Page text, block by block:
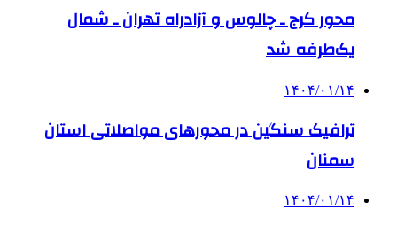
محور کرج ـ چالوس و آزادراه تهران ـ شمال
یک‌طرفه شد
۱۴۰۴/۰۱/۱۴
ترافیک سنگین در محورهای مواصلاتی استان
سمنان
۱۴۰۴/۰۱/۱۴